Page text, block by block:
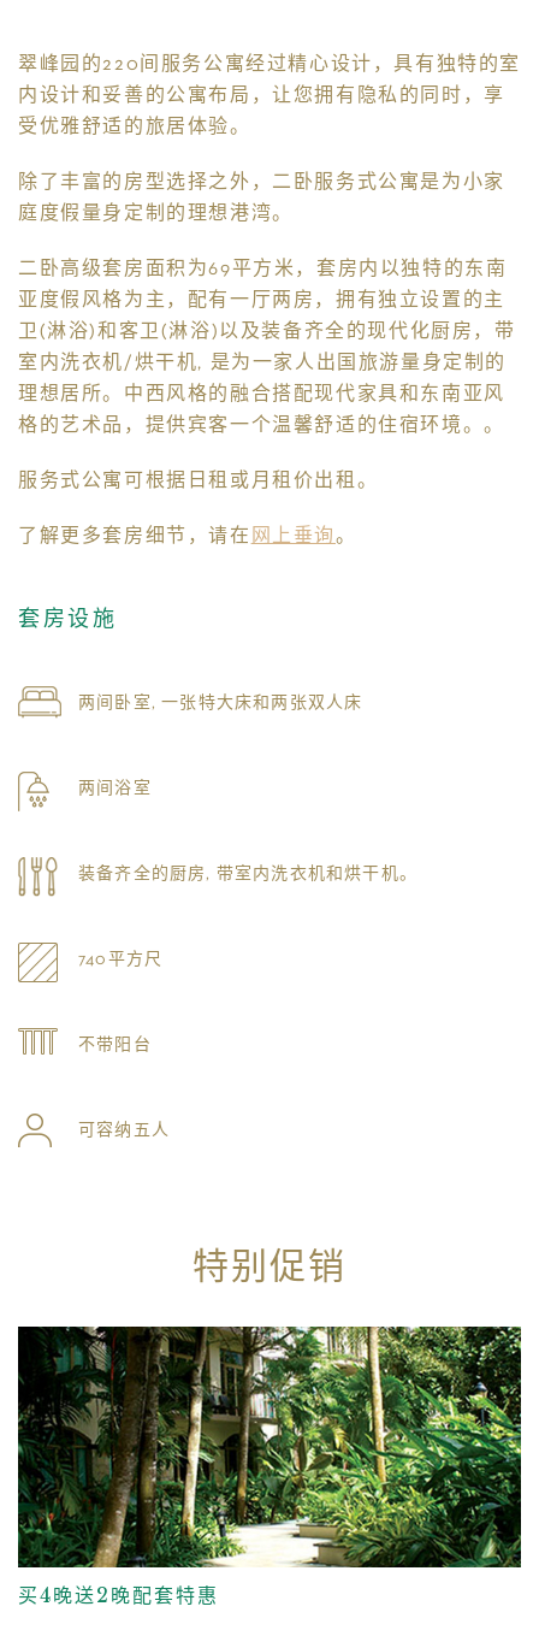
翠峰园的220间服务公寓经过精心设计，具有独特的室
内设计和妥善的公寓布局，让您拥有隐私的同时，享
受优雅舒适的旅居体验。
除了丰富的房型选择之外，二卧服务式公寓是为小家
庭度假量身定制的理想港湾。
二卧高级套房面积为69平方米，套房内以独特的东南
亚度假风格为主，配有一厅两房，拥有独立设置的主
卫(淋浴)和客卫(淋浴)以及装备齐全的现代化厨房，带
室内洗衣机/烘干机, 是为一家人出国旅游量身定制的
理想居所。中西风格的融合搭配现代家具和东南亚风
格的艺术品，提供宾客一个温馨舒适的住宿环境。。
服务式公寓可根据日租或月租价出租。
了解更多套房细节，请在 网上垂询。
套房设施
两间卧室, 一张特大床和两张双人床
两间浴室
装备齐全的厨房, 带室内洗衣机和烘干机。
740平方尺
不带阳台
可容纳五人
特别促销
买4晚送2晚配套特惠